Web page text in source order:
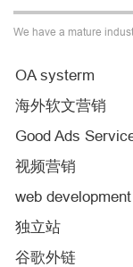
We have a mature
OA systerm
海外软文营销
Good Ads
视频营销
web development
独立站
谷歌外链